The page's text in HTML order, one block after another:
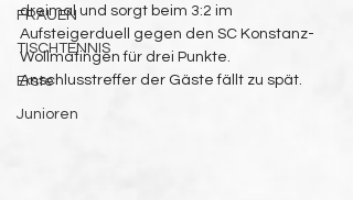
FRAUEN
TISCHTENNIS
Erste
Junioren
dreimal und sorgt beim 3:2 im
Aufsteigerduell gegen den SC Konstanz-
Wollmatingen für drei Punkte.
Anschlusstreffer der Gäste fällt zu spät.